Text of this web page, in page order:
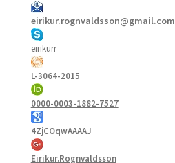
eirikur.rognvaldsson@gmail.com
eirikurr
L-3064-2015
0000-0003-1882-7527
4ZjCOqwAAAAJ
Eirikur.Rognvaldsson